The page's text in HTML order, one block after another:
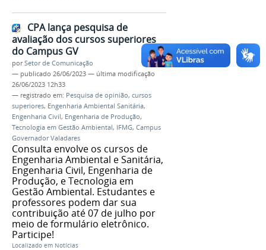
CPA lança pesquisa de
avaliação dos cursos superiores
do Campus GV
porSetor de Comunicação
— publicado 26/06/2023 — última modificação
26/06/2023 12h33
— registrado em: Pesquisa de opinião, cursos
superiores, Engenharia Ambiental Sanitária,
Engenharia Civil, Engenharia de Produção,
Tecnologia em Gestão Ambiental, IFMG, Campus
Governador Valadares
Consulta envolve os cursos de
Engenharia Ambiental e Sanitária,
Engenharia Civil, Engenharia de
Produção, e Tecnologia em
Gestão Ambiental. Estudantes e
professores podem dar sua
contribuição até 07 de julho por
meio de formulário eletrônico.
Participe!
Localizado em Notícias